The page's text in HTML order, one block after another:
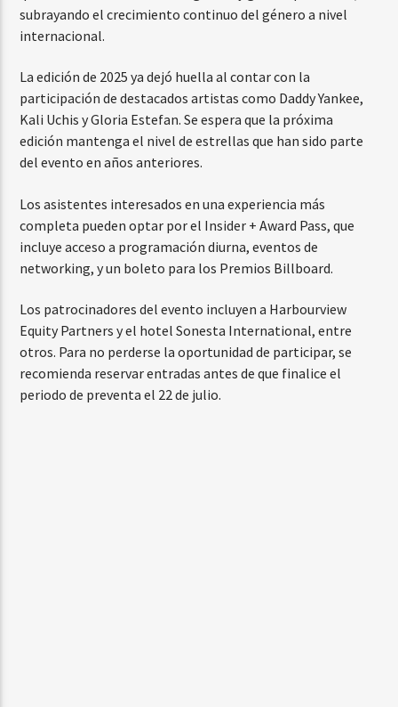
subrayando el crecimiento continuo del género a nivel
internacional.
La edición de 2025 ya dejó huella al contar con la
participación de destacados artistas como Daddy Yankee,
Kali Uchis y Gloria Estefan. Se espera que la próxima
edición mantenga el nivel de estrellas que han sido parte
del evento en años anteriores.
Los asistentes interesados en una experiencia más
completa pueden optar por el Insider + Award Pass, que
incluye acceso a programación diurna, eventos de
networking, y un boleto para los Premios Billboard.
Los patrocinadores del evento incluyen a Harbourview
Equity Partners y el hotel Sonesta International, entre
otros. Para no perderse la oportunidad de participar, se
recomienda reservar entradas antes de que finalice el
periodo de preventa el 22 de julio.